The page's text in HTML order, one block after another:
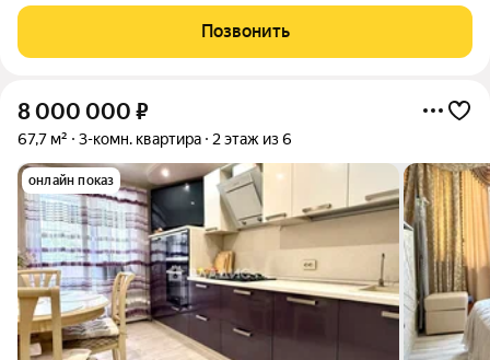
изолированные комнаты: 20,4м, 16,6м и 11,7м Просторная
кухня площадью 12,7м станет
Позвонить
8 000 000 ₽
67,7 м² 3-комн. квартира 2 этаж из 6
онлайн показ